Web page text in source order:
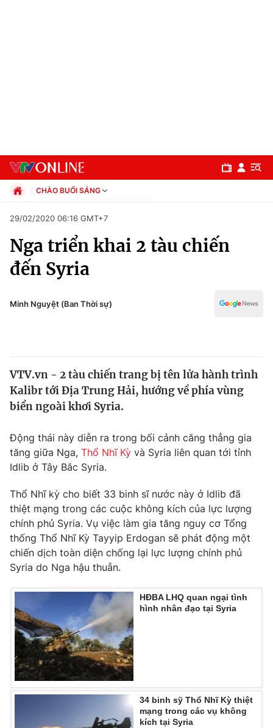
Chuyên mục
Chính trị
Xã hội
Y tế
Tin tức
Thế giới đó đây
Câu chuyện quốc tế
Kinh tế
Thị trường
Góc doanh nghiệp
Dữ liệu và đời sống
Truyền hình
Phim VTV
Hậu trường
Khán giả
Giải sao mai
Giải trí
Điện ảnh
Âm nhạc
Sao
Du lịch
Làm đẹp
Chất lượng cuộc sống
Giáo dục
Tuyển sinh
Học trực tuyến
Công nghệ
Hitech Công nghệ tương lai
CHÀO BUỔI SÁNG
Xã hội
Pháp luật
Thể thao
Văn hóa - Giải trí
Giáo dục
29/02/2020 06:16 GMT+7
Nga triển khai 2 tàu chiến
đến Syria
Minh Nguyệt (Ban Thời sự)
VTV.vn - 2 tàu chiến trang bị tên lửa hành trình
Kalibr tới Địa Trung Hải, hướng về phía vùng
biển ngoài khơi Syria.
Động thái này diễn ra trong bối cảnh căng thẳng gia
tăng giữa Nga, Thổ Nhĩ Kỳ và Syria liên quan tới tỉnh
Idlib ở Tây Bắc Syria.
Thổ Nhĩ kỳ cho biết 33 binh sĩ nước này ở Idlib đã
thiệt mạng trong các cuộc không kích của lực lượng
chính phủ Syria. Vụ việc làm gia tăng nguy cơ Tổng
thống Thổ Nhĩ Kỳ Tayyip Erdogan sẽ phát động một
chiến dịch toàn diện chống lại lực lượng chính phủ
Syria do Nga hậu thuẫn.
HĐBA LHQ quan ngại tình
hình nhân đạo tại Syria
34 binh sỹ Thổ Nhĩ Kỳ thiệt
mạng trong các vụ không
kích tại Syria